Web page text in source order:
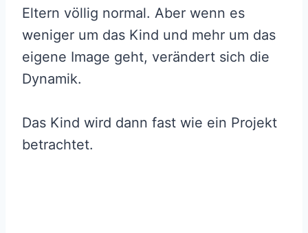
Eltern völlig normal. Aber wenn es
weniger um das Kind und mehr um das
eigene Image geht, verändert sich die
Dynamik.
Das Kind wird dann fast wie ein Projekt
betrachtet.